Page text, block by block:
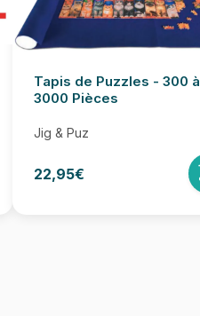
Tapis de Puzzles - 300 à
3000 Pièces
Jig & Puz
22,95€